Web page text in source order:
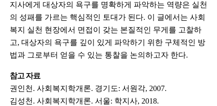
지사에게 대상자의 욕구를 명확하게 파악하는 역량은 실천
의 성패를 가르는 핵심적인 토대가 된다. 이 글에서는 사회
복지 실천 현장에서 면접이 갖는 본질적인 무게를 고찰하
고, 대상자의 욕구를 깊이 있게 파악하기 위한 구체적인 방
법과 그로부터 얻을 수 있는 통찰을 논의하고자 한다.
참고 자료
권인천. 사회복지학개론. 경기도: 서원각, 2007.
김성천. 사회복지학개론. 서울: 학지사, 2018.